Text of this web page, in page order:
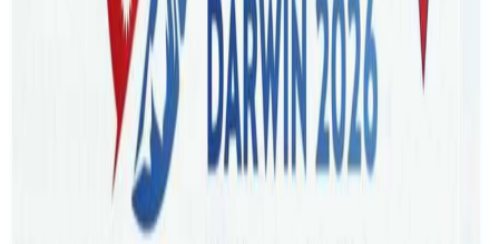
काठमाडौं । अष्ट्रेलियामा मध्यपूर्व संकटका कारण इन्धनको मूल्य बढ्दै